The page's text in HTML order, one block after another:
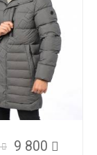
9 800